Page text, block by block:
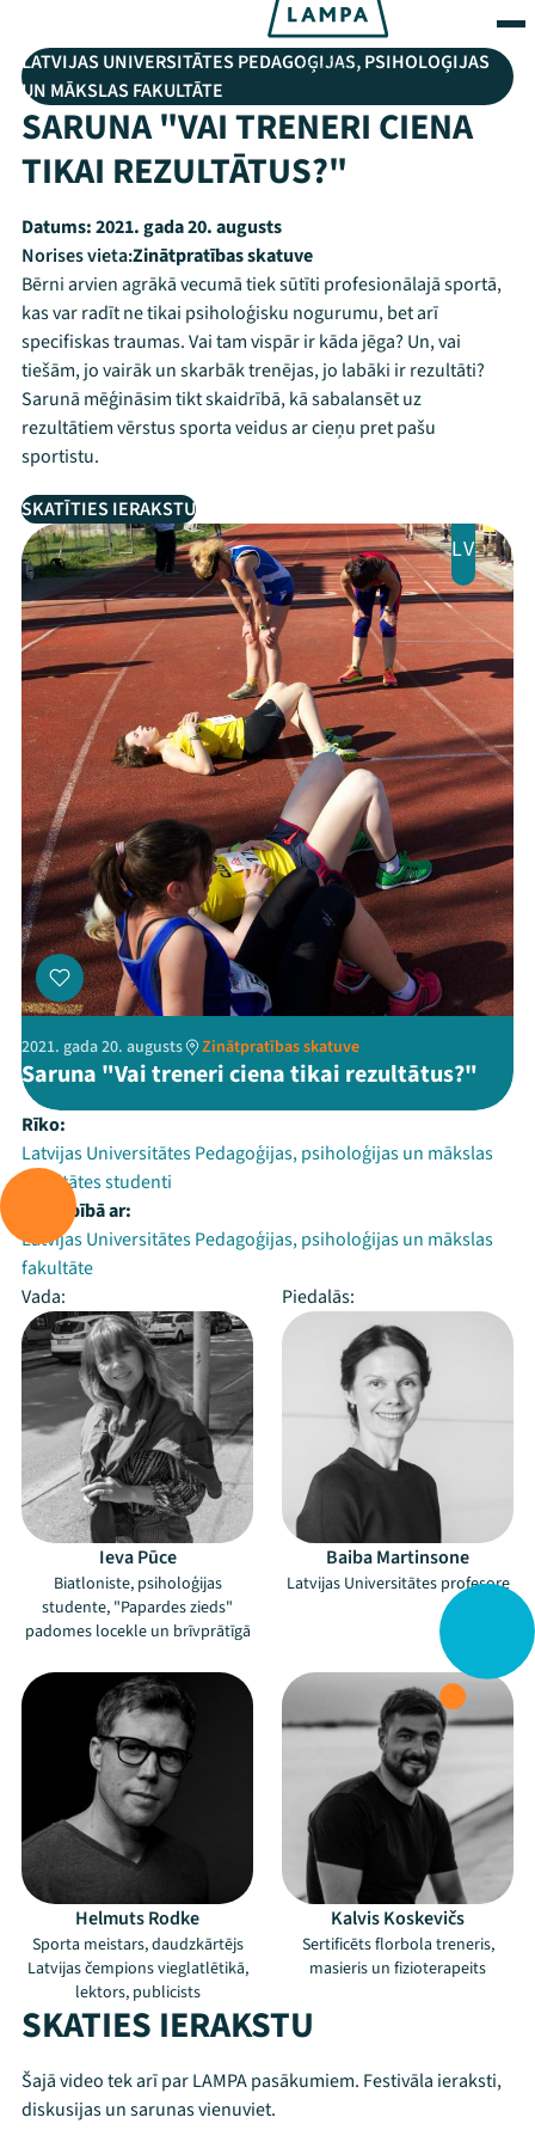
LATVIJAS UNIVERSITĀTES PEDAGOĢIJAS, PSIHOLOĢIJAS
UN MĀKSLAS FAKULTĀTE
SARUNA "VAI TRENERI CIENA
TIKAI REZULTĀTUS?"
Datums:2021. gada 20. augusts
Norises vieta:Zinātpratības skatuve
Bērni arvien agrākā vecumā tiek sūtīti profesionālajā sportā,
kas var radīt ne tikai psiholoģisku nogurumu, bet arī
specifiskas traumas. Vai tam vispār ir kāda jēga? Un, vai
tiešām, jo vairāk un skarbāk trenējas, jo labāki ir rezultāti?
Sarunā mēģināsim tikt skaidrībā, kā sabalansēt uz
rezultātiem vērstus sporta veidus ar cieņu pret pašu
sportistu.
SKATĪTIES IERAKSTU
LV
2021. gada 20. augusts Zinātpratības skatuve
Saruna "Vai treneri ciena tikai rezultātus?"
Rīko:
Latvijas Universitātes Pedagoģijas, psiholoģijas un mākslas
fakultātes studenti
Sadarbībā ar:
Latvijas Universitātes Pedagoģijas, psiholoģijas un mākslas
fakultāte
Vada:
Piedalās:
Ieva Pūce
Biatloniste, psiholoģijas
studente, "Papardes zieds"
padomes locekle un brīvprātīgā
Baiba Martinsone
Latvijas Universitātes profesore
Helmuts Rodke
Sporta meistars, daudzkārtējs
Latvijas čempions vieglatlētikā,
lektors, publicists
Kalvis Koskevičs
Sertificēts florbola treneris,
masieris un fizioterapeits
SKATIES IERAKSTU
Šajā video tek arī par LAMPA pasākumiem. Festivāla ieraksti,
diskusijas un sarunas vienuviet.